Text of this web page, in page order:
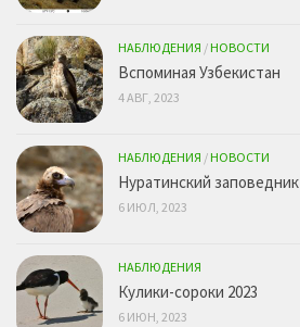
НАБЛЮДЕНИЯ /НОВОСТИ
Вспоминая Узбекистан
4 АВГ, 2023
НАБЛЮДЕНИЯ /НОВОСТИ
Нуратинский заповедник
6 ИЮЛ, 2023
НАБЛЮДЕНИЯ
Кулики-сороки 2023
6 ИЮН, 2023